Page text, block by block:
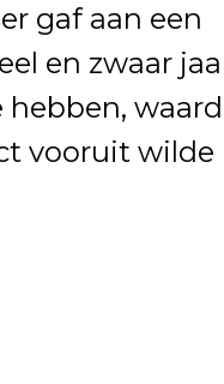
gaf aan een
en zwaar
hebben,
vooruit wilde